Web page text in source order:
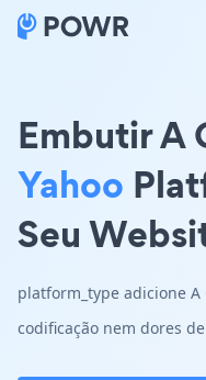
Embutir A
Yahoo
Seu
platform_type adicione A
codificação nem dores